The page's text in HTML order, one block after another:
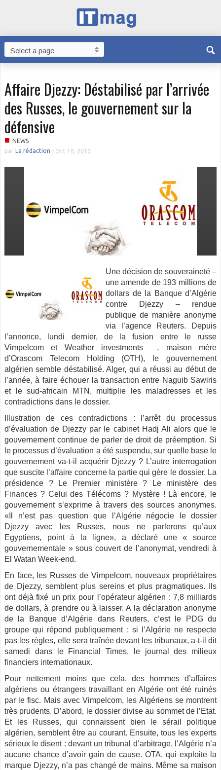
Affaire Djezzy: Déstabilisé par l’arrivée
des Russes, le gouvernement sur la
défensive
■ NEWS
par La rédaction - Oct 10, 2010
Une décision de souveraineté –
une amende de 193 millions de
dollars de la Banque d’Algérie
contre Djezzy – rendue
publique de manière anonyme
via l’agence Reuters. Depuis
l’annonce, lundi dernier, de la fusion entre le russe
Vimpelcom et Weather investments , maison mère
d’Orascom Telecom Holding (OTH), le gouvernement
algérien semble déstabilisé. Alger, qui a réussi au début de
l’année, à faire échouer la transaction entre Naguib Sawiris
et le sud-africain MTN, multiplie les maladresses et les
contradictions dans le dossier.
Illustration de ces contradictions : l’arrêt du processus
d’évaluation de Djezzy par le cabinet Hadj Ali alors que le
gouvernement continue de parler de droit de préemption. Si
le processus d’évaluation a été suspendu, sur quelle base le
gouvernement va-t-il acquérir Djezzy ? L’autre interrogation
que suscite l’affaire concerne la partie qui gère le dossier. La
présidence ? Le Premier ministère ? Le ministère des
Finances ? Celui des Télécoms ? Mystère ! Là encore, le
gouvernement s’exprime à travers des sources anonymes.
«Il n’est pas question que l’Algérie négocie le dossier
Djezzy avec les Russes, nous ne parlerons qu’aux
Egyptiens, point à la ligne», a déclaré une « source
gouvernementale » sous couvert de l’anonymat, vendredi à
El Watan Week-end.
En face, les Russes de Vimpelcom, nouveaux propriétaires
de Djezzy, semblent plus sereins et plus pragmatiques. Ils
ont déjà fixé un prix pour l’opérateur algérien : 7,8 milliards
de dollars, à prendre ou à laisser. A la déclaration anonyme
de la Banque d’Algérie dans Reuters, c’est le PDG du
groupe qui répond publiquement : si l’Algérie ne respecte
pas les règles, elle sera traînée devant les tribunaux, a-t-il dit
samedi dans le Financial Times, le journal des milieux
financiers internationaux.
Pour nettement moins que cela, des hommes d’affaires
algériens ou étrangers travaillant en Algérie ont été ruinés
par le fisc. Mais avec Vimpelcom, les Algériens se montrent
très prudents. D’abord, le dossier divise au sommet de l’Etat.
Et les Russes, qui connaissent bien le sérail politique
algérien, semblent être au courant. Ensuite, tous les experts
sérieux le disent : devant un tribunal d’arbitrage, l’Algérie n’a
aucune chance d’avoir gain de cause. OTA, qui exploite la
marque Djezzy, n’a pas changé de mains. Même sa maison